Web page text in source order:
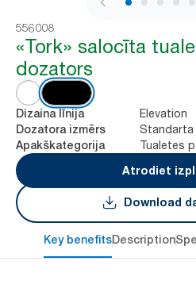
1 / 7
556008
«Tork» salocīta
dozators
Dizaina līnija Elevation
Dozatora izmērs Standarta
Apakškategorija
Tualetes
Atrodiet
Download
Key benefitsDescription